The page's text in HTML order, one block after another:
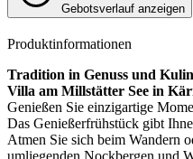
Gebotsverlauf anzeigen
Produktinformationen
Tradition in Genuss und
Villa am Millstätter See in
Genießen Sie einzigartige
Das Genießerfrühstück gibt
Atmen Sie sich beim Wandern
umliegenden Nockbergen und